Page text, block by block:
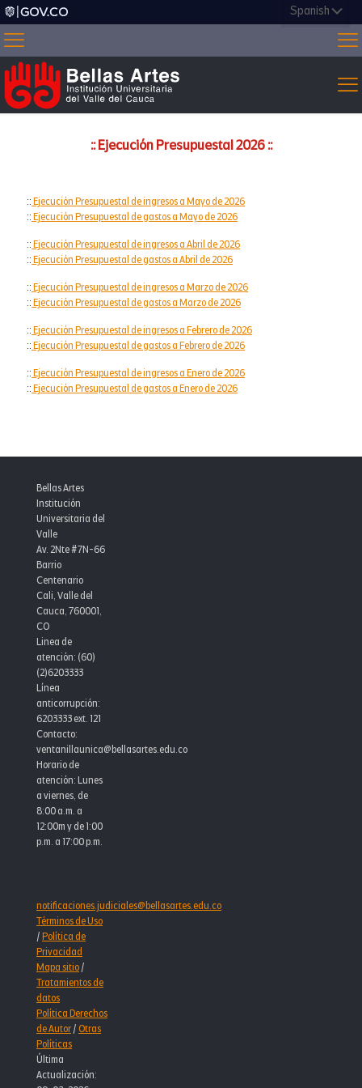
:: Ejecución Presupuestal 2026 ::
::Ejecución Presupuestal de ingresos a Mayo de 2026
::Ejecución Presupuestal de gastos a Mayo de 2026
::Ejecución Presupuestal de ingresos a Abril de 2026
::Ejecución Presupuestal de gastos a Abril de 2026
::Ejecución Presupuestal de ingresos a Marzo de 2026
::Ejecución Presupuestal de gastos a Marzo de 2026
::Ejecución Presupuestal de ingresos a Febrero de 2026
::Ejecución Presupuestal de gastos a Febrero de 2026
::Ejecución Presupuestal de ingresos a Enero de 2026
::Ejecución Presupuestal de gastos a Enero de 2026
Bellas Artes
Institución
Universitaria del
Valle
Av. 2Nte #7N-66
Barrio
Centenario
Cali, Valle del
Cauca, 760001,
CO
Linea de
atención: (60)
(2)6203333
Línea
anticorrupción:
6203333 ext. 121
Contacto:
ventanillaunica@bellasartes.edu.co
Horario de
atención: Lunes
a viernes, de
8:00 a.m. a
12:00m y de 1:00
p.m. a 17:00 p.m.
notificaciones.judiciales@bellasartes.edu.co
Términos de Uso
/Política de
Privacidad
Mapa sitio/
Tratamientos de
datos
Política Derechos
de Autor/Otras
Políticas
Última
Actualización: